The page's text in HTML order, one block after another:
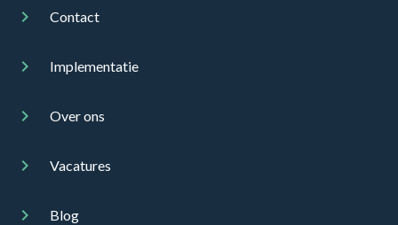
Contact
Implementatie
Over ons
Vacatures
Blog